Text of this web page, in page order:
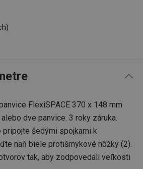
FlexiSPACE 370 x 148 mm
dve panvice. 3 roky záruka.
pripojte šedými spojkami k
naň biele protišmykové nôžky (2).
tak, aby zodpovedali veľkosti